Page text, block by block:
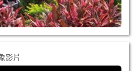
影片